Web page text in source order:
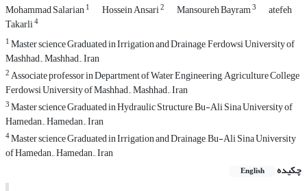
Mohammad Salarian1 Hossein Ansari2 Mansoureh Bayram3 atefeh
Takarli4
1Master science Graduated in Irrigation and Drainage, Ferdowsi University of
Mashhad., Mashhad., Iran
2Associate professor in Department of Water Engineering, Agriculture College
Ferdowsi University of Mashhad., Mashhad., Iran
3Master science Graduated in Hydraulic Structure, Bu-Ali Sina University of
Hamedan., Hamedan., Iran
4Master science Graduated in Irrigation and Drainage, Bu-Ali Sina University
of Hamedan., Hamedan., Iran
چکیده
English